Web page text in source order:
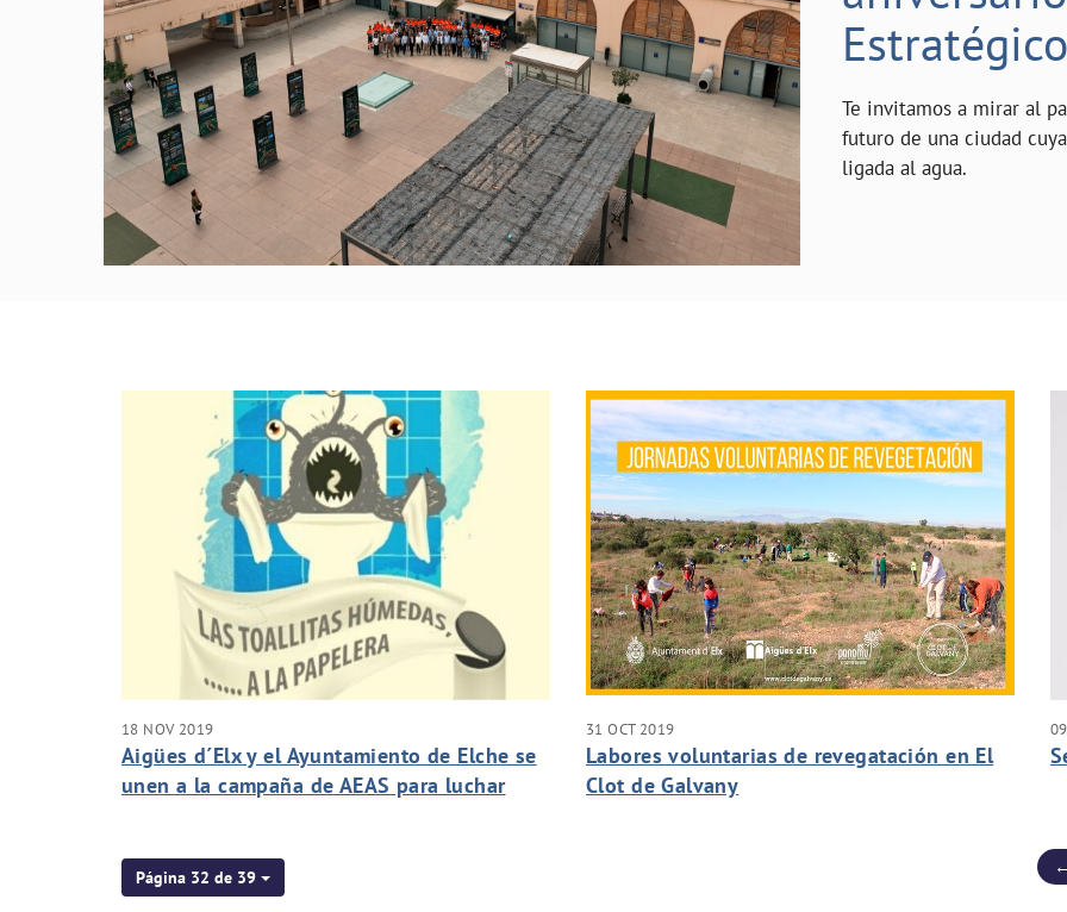
Te invitamos a mirar al
futuro de una ciudad
ligada al agua.
18 NOV 2019
Aigües d´Elx y el Ayuntamiento de Elche se
unen a la campaña de AEAS para luchar
31 OCT 2019
Labores voluntarias de revegatación en El
Clot de Galvany
Página 32 de 39